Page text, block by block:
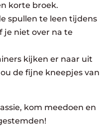
korte broek.
spullen te leen tijdens
je niet over na te
kijken er naar uit
de fijne kneepjes van
kom meedoen en